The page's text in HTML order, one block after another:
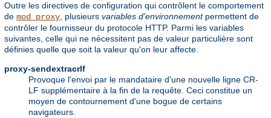
Outre les directives de configuration qui contrôlent le comportement
de mod_proxy, plusieurs variables d'environnementpermettent de
contrôler le fournisseur du protocole HTTP. Parmi les variables
suivantes, celle qui ne nécessitent pas de valeur particulière sont
définies quelle que soit la valeur qu'on leur affecte.
proxy-sendextracrlf
Provoque l'envoi par le mandataire d'une nouvelle ligne CR-
LF supplémentaire à la fin de la requête. Ceci constitue un
moyen de contournement d'une bogue de certains
navigateurs.